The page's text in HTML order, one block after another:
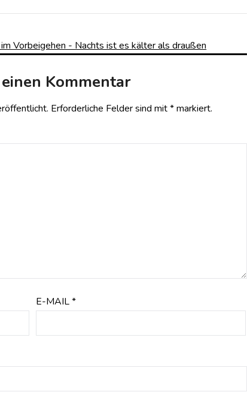
Vorbeigehen - Nachts ist es kälter als draußen
Kommentar
Erforderliche Felder sind mit*markiert.
E-MAIL*